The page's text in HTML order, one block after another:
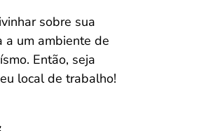
sobre sua
a um ambiente de
Então, seja
local de trabalho!